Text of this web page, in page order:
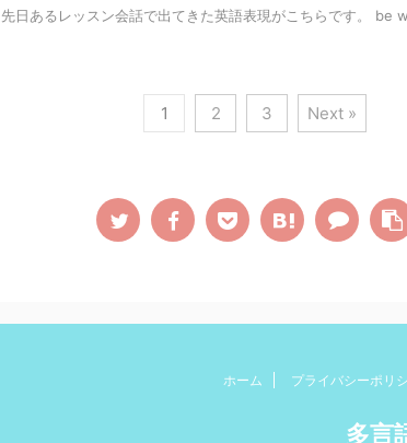
先日あるレッスン会話で出てきた英語表現がこちらです。 be
1 2 3 Next »
ホーム プライバシーポリ
多言